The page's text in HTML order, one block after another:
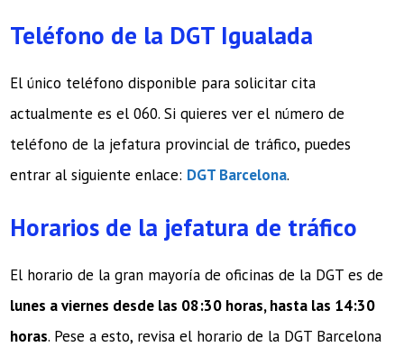
Teléfono de la DGT Igualada
El único teléfono disponible para solicitar cita
actualmente es el 060. Si quieres ver el número de
teléfono de la jefatura provincial de tráfico, puedes
entrar al siguiente enlace: DGT Barcelona.
Horarios de la jefatura de tráfico
El horario de la gran mayoría de oficinas de la DGT es de
lunes a viernes desde las 08:30 horas, hasta las 14:30
horas. Pese a esto, revisa el horario de la DGT Barcelona